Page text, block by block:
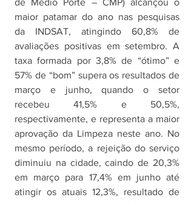
de Médio Porte – CMP) alcançou o
maior patamar do ano nas pesquisas
da INDSAT, atingindo 60,8% de
avaliações positivas em setembro. A
taxa formada por 3,8% de “ótimo” e
57% de “bom” supera os resultados de
março e junho, quando o setor
recebeu 41,5% e 50,5%,
respectivamente, e representa a maior
aprovação da Limpeza neste ano. No
mesmo período, a rejeição do serviço
diminuiu na cidade, caindo de 20,3%
em março para 17,4% em junho até
atingir os atuais 12,3%, resultado de